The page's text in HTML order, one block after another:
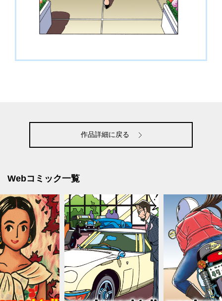
作品詳細に戻る
Webコミック一覧